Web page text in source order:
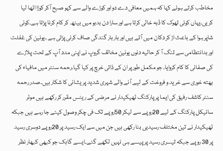
مخاطب کرتے ہوئے کہا کہ ہمیں معافی دے دو اور کوڑے والے سے کہو صبح آکر کوڑا اٹھا لیا
کریں،یہاں کوئی تھوک کا ڈبہ خالی کرتا ہے اور سارا دن بدبو میں بیٹھ کر کام کرنا پڑتا ہے،کوئی
شاپر ہوا کے باعث اڑ کر دکان میں آتے ہیں اور بار بار گندگی صاف کرنی پڑتی ہے ۔یونین کی غفلت
اور بدانتظامی سے تنگ آ کر حالیہ دنوں یونین مخالف گروپ نے اپنی مدد آپ کے تحت پلازے
کی صفائی کا کام کروایا، جو مکمل طور پر ان کے ذاتی خرچ پر کیا گیا،رحمہ سنٹر میں مافیاء کی
بھتہ خوری سے خرید و فروخت کے لیے آنے والے شہری شدید پریشانی کا شکار ہیں۔صدر رحمہ
سنٹر کاشف رفیق کی ایما پر پارکنگ ٹھیکیدار نے مرضی کے ریٹس مقرر کر رکھے ہیں موٹر
سائیکل پارکنگ کے لیے 20روپے سے لیکر 50روپے تک فی چکر وصول کیئے جا رہے ہیں جبکہ
ٹھیکیدار نے تین مختلف رسیدیں بنا رکھی ہیں جن میں سے ایک رسید پر 20روپے دوسری رسید
پر 30 روپے جبکہ تیسری رسید پر پیسے ہی نہیں لکھے گئے۔ایسے گاہک جو کبھی کبھار نظر